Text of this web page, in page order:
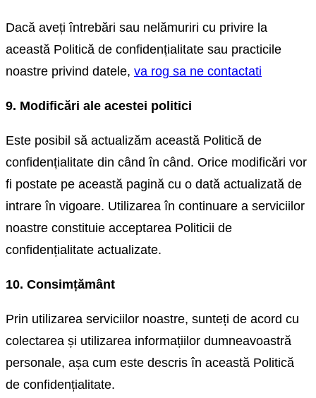
Dacă aveți întrebări sau nelămuriri cu privire la
această Politică de confidențialitate sau practicile
noastre privind datele, va rog sa ne contactati
9. Modificări ale acestei politici
Este posibil să actualizăm această Politică de
confidențialitate din când în când. Orice modificări vor
fi postate pe această pagină cu o dată actualizată de
intrare în vigoare. Utilizarea în continuare a serviciilor
noastre constituie acceptarea Politicii de
confidențialitate actualizate.
10. Consimțământ
Prin utilizarea serviciilor noastre, sunteți de acord cu
colectarea și utilizarea informațiilor dumneavoastră
personale, așa cum este descris în această Politică
de confidențialitate.